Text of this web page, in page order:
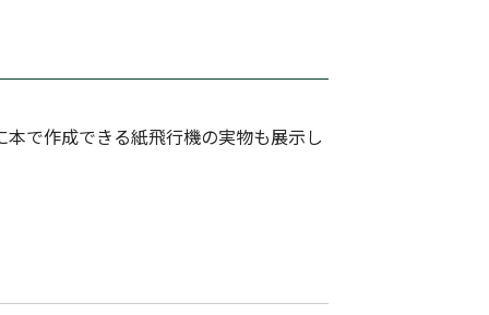
で作成できる紙飛行機の実物も展示し